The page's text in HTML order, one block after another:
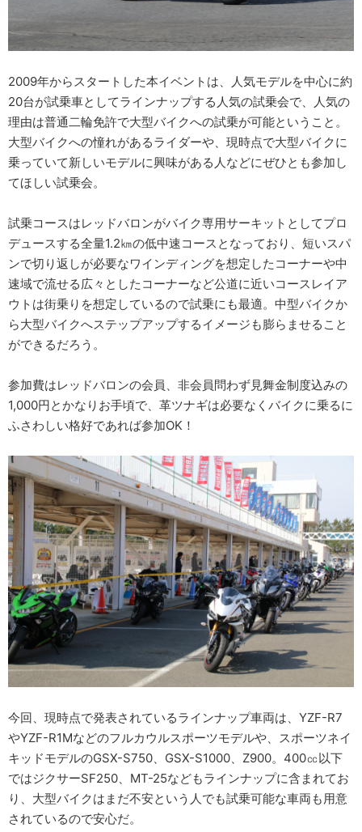
2009年からスタートした本イベントは、人気モデルを中心に約
20台が試乗車としてラインナップする人気の試乗会で、人気の
理由は普通二輪免許で大型バイクへの試乗が可能ということ。
大型バイクへの憧れがあるライダーや、現時点で大型バイクに
乗っていて新しいモデルに興味がある人などにぜひとも参加し
てほしい試乗会。
試乗コースはレッドバロンがバイク専用サーキットとしてプロ
デュースする全量1.2㎞の低中速コースとなっており、短いスパ
ンで切り返しが必要なワインディングを想定したコーナーや中
速域で流せる広々としたコーナーなど公道に近いコースレイア
ウトは街乗りを想定しているので試乗にも最適。中型バイクか
ら大型バイクへステップアップするイメージも膨らませること
ができるだろう。
参加費はレッドバロンの会員、非会員問わず見舞金制度込みの
1,000円とかなりお手頃で、革ツナギは必要なくバイクに乗るに
ふさわしい格好であれば参加OK！
今回、現時点で発表されているラインナップ車両は、YZF-R7
やYZF-R1Mなどのフルカウルスポーツモデルや、スポーツネイ
キッドモデルのGSX-S750、GSX-S1000、Z900。400㏄以下
ではジクサーSF250、MT-25などもラインナップに含まれてお
り、大型バイクはまだ不安という人でも試乗可能な車両も用意
されているので安心だ。